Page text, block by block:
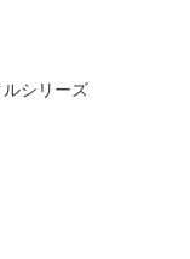
シリーズ